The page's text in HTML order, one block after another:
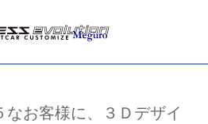
なお客様に、３Ｄデザイ